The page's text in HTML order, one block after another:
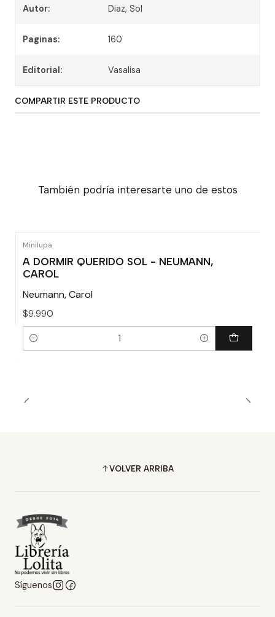
Autor: Diaz, Sol
Paginas: 160
Editorial: Vasalisa
COMPARTIR ESTE PRODUCTO
También podría interesarte uno de estos
Minilupa
A DORMIR QUERIDO SOL - NEUMANN,
CAROL
Neumann, Carol
$9.990
Cantidad
VOLVER ARRIBA
Síguenos